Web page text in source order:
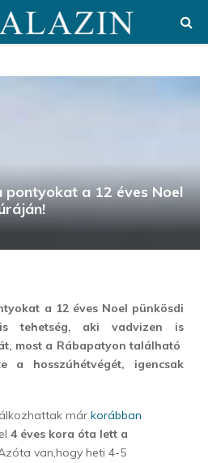
a 12 éves Noel
a 12 éves Noel pünkösdi
tehetség, aki vadvizen is
most a Rábapatyon található
a hosszúhétvégét, igencsak
már korábban
4 éves kora óta lett a
van,hogy heti 4-5